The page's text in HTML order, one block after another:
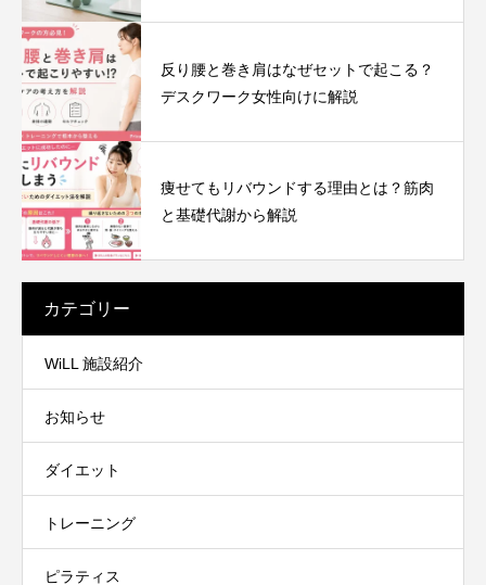
反り腰と巻き肩はなぜセットで起こる？
デスクワーク女性向けに解説
痩せてもリバウンドする理由とは？筋肉
と基礎代謝から解説
カテゴリー
WiLL 施設紹介
お知らせ
ダイエット
トレーニング
ピラティス